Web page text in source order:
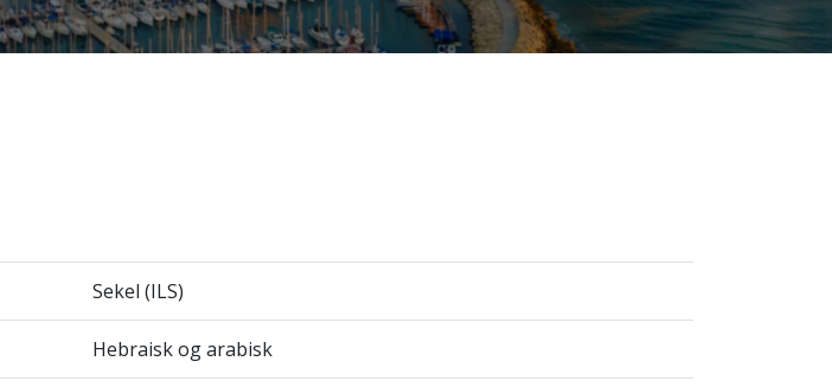
Sekel (ILS)
Hebraisk og arabisk